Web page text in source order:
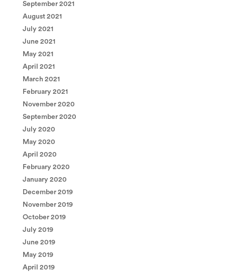
September 2021
August 2021
July 2021
June 2021
May 2021
April 2021
March 2021
February 2021
November 2020
September 2020
July 2020
May 2020
April 2020
February 2020
January 2020
December 2019
November 2019
October 2019
July 2019
June 2019
May 2019
April 2019